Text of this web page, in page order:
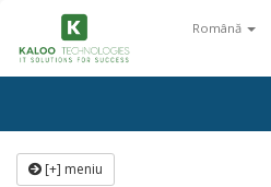
Română
[+] meniu